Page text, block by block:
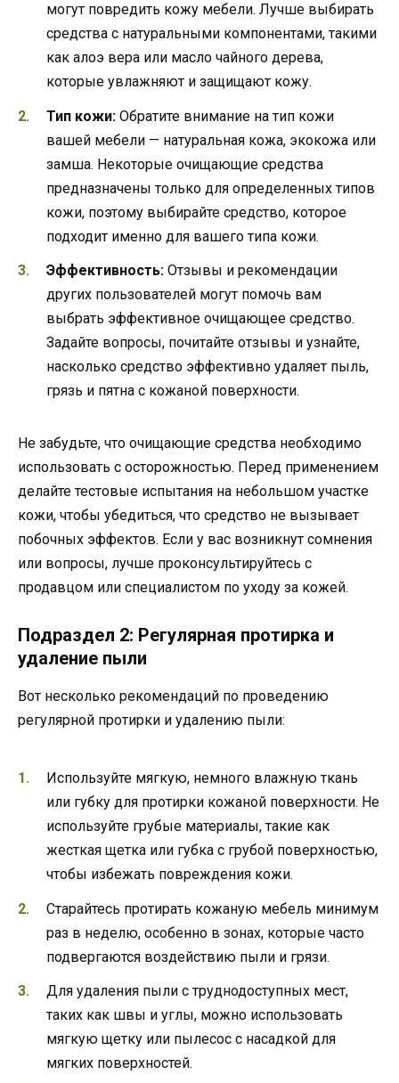
могут повредить кожу мебели. Лучше выбирать
средства с натуральными компонентами, такими
как алоэ вера или масло чайного дерева,
которые увлажняют и защищают кожу.
Тип кожи: Обратите внимание на тип кожи
вашей мебели — натуральная кожа, экокожа или
замша. Некоторые очищающие средства
предназначены только для определенных типов
кожи, поэтому выбирайте средство, которое
подходит именно для вашего типа кожи.
Эффективность: Отзывы и рекомендации
других пользователей могут помочь вам
выбрать эффективное очищающее средство.
Задайте вопросы, почитайте отзывы и узнайте,
насколько средство эффективно удаляет пыль,
грязь и пятна с кожаной поверхности.
Не забудьте, что очищающие средства необходимо
использовать с осторожностью. Перед применением
делайте тестовые испытания на небольшом участке
кожи, чтобы убедиться, что средство не вызывает
побочных эффектов. Если у вас возникнут сомнения
или вопросы, лучше проконсультируйтесь с
продавцом или специалистом по уходу за кожей.
Подраздел 2: Регулярная протирка и
удаление пыли
Вот несколько рекомендаций по проведению
регулярной протирки и удалению пыли:
Используйте мягкую, немного влажную ткань
или губку для протирки кожаной поверхности. Не
используйте грубые материалы, такие как
жесткая щетка или губка с грубой поверхностью,
чтобы избежать повреждения кожи.
Старайтесь протирать кожаную мебель минимум
раз в неделю, особенно в зонах, которые часто
подвергаются воздействию пыли и грязи.
Для удаления пыли с труднодоступных мест,
таких как швы и углы, можно использовать
мягкую щетку или пылесос с насадкой для
мягких поверхностей.